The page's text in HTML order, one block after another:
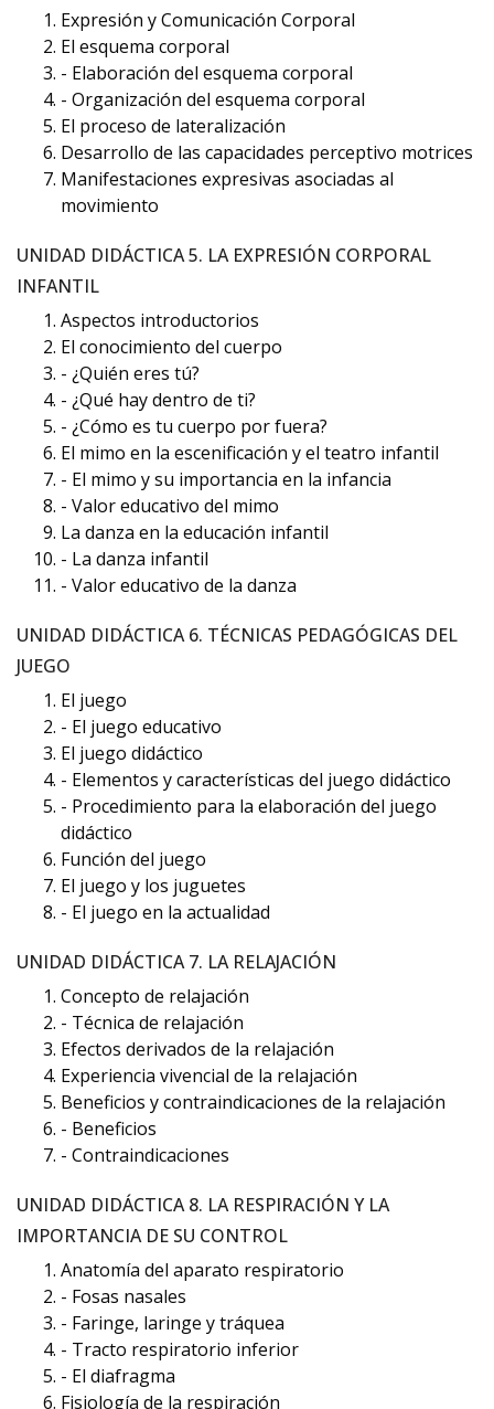
Expresión y Comunicación Corporal
El esquema corporal
- Elaboración del esquema corporal
- Organización del esquema corporal
El proceso de lateralización
Desarrollo de las capacidades perceptivo motrices
Manifestaciones expresivas asociadas al
movimiento
UNIDAD DIDÁCTICA 5. LA EXPRESIÓN CORPORAL
INFANTIL
Aspectos introductorios
El conocimiento del cuerpo
- ¿Quién eres tú?
- ¿Qué hay dentro de ti?
- ¿Cómo es tu cuerpo por fuera?
El mimo en la escenificación y el teatro infantil
- El mimo y su importancia en la infancia
- Valor educativo del mimo
La danza en la educación infantil
- La danza infantil
- Valor educativo de la danza
UNIDAD DIDÁCTICA 6. TÉCNICAS PEDAGÓGICAS DEL
JUEGO
El juego
- El juego educativo
El juego didáctico
- Elementos y características del juego didáctico
- Procedimiento para la elaboración del juego
didáctico
Función del juego
El juego y los juguetes
- El juego en la actualidad
UNIDAD DIDÁCTICA 7. LA RELAJACIÓN
Concepto de relajación
- Técnica de relajación
Efectos derivados de la relajación
Experiencia vivencial de la relajación
Beneficios y contraindicaciones de la relajación
- Beneficios
- Contraindicaciones
UNIDAD DIDÁCTICA 8. LA RESPIRACIÓN Y LA
IMPORTANCIA DE SU CONTROL
Anatomía del aparato respiratorio
- Fosas nasales
- Faringe, laringe y tráquea
- Tracto respiratorio inferior
- El diafragma
Fisiología de la respiración